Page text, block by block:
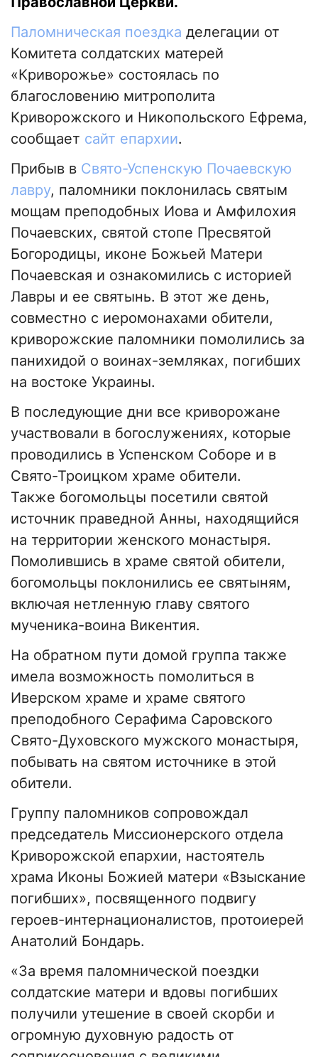
Паломническая поездка делегации от
Комитета солдатских матерей
«Криворожье» состоялась по
благословению митрополита
Криворожского и Никопольского Ефрема,
сообщает сайт епархии.
Прибыв в Свято-Успенскую Почаевскую
лавру, паломники поклонилась святым
мощам преподобных Иова и Амфилохия
Почаевских, святой стопе Пресвятой
Богородицы, иконе Божьей Матери
Почаевская и ознакомились с историей
Лавры и ее святынь. В этот же день,
совместно с иеромонахами обители,
криворожские паломники помолились за
панихидой о воинах-земляках, погибших
на востоке Украины.
В последующие дни все криворожане
участвовали в богослужениях, которые
проводились в Успенском Соборе и в
Свято-Троицком храме обители.
Также богомольцы посетили святой
источник праведной Анны, находящийся
на территории женского монастыря.
Помолившись в храме святой обители,
богомольцы поклонились ее святыням,
включая нетленную главу святого
мученика-воина Викентия.
На обратном пути домой группа также
имела возможность помолиться в
Иверском храме и храме святого
преподобного Серафима Саровского
Свято-Духовского мужского монастыря,
побывать на святом источнике в этой
обители.
Группу паломников сопровождал
председатель Миссионерского отдела
Криворожской епархии, настоятель
храма Иконы Божией матери «Взыскание
погибших», посвященного подвигу
героев-интернационалистов, протоиерей
Анатолий Бондарь.
«За время паломнической поездки
солдатские матери и вдовы погибших
получили утешение в своей скорби и
огромную духовную радость от